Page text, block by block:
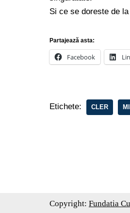
Si ce se doreste de
Partajează asta:
Facebook
Etichete: CLER
Copyright: Fundatia